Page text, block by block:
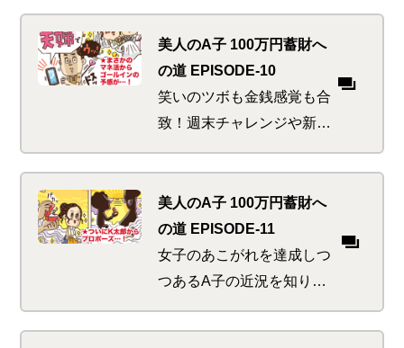
身に迫るピンチや心温まる
出会いと奇遇な共通点の
数々。これは偶然か、必然
か！？
美人のA子 100万円蓄財へ
の道 EPISODE-10
笑いのツボも金銭感覚も合
致！週末チャレンジや新ネ
タ公開も同じ価値観！なか
なかの優良物件をみごと仕
留めたA子の行き先はいか
に
美人のA子 100万円蓄財へ
の道 EPISODE-11
女子のあこがれを達成しつ
つあるA子の近況を知り、
友人たちはお祝いハッスル
ムード。しかし彼女らは知